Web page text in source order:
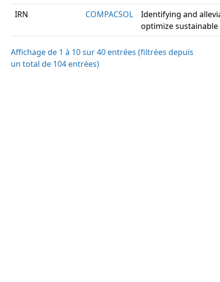
IRN
COMPACSOL
Identifying and
optimize
Affichage de 1 à 10 sur 40 entrées (filtrées depuis
un total de 104 entrées)